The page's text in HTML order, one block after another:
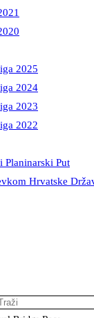
2025
2024
2023
2022
Planinarski Put
Hrvatske